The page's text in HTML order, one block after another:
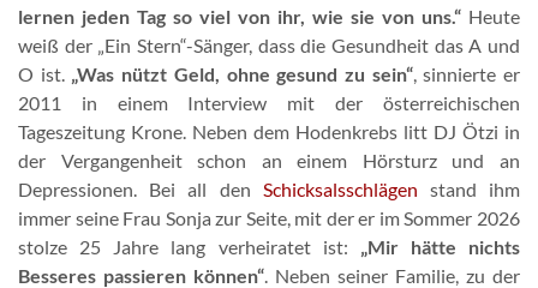
lernen jeden Tag so viel von ihr, wie sie von uns.“ Heute
weiß der „Ein Stern“-Sänger, dass die Gesundheit das A und
O ist.
„Was nützt Geld, ohne gesund zu sein“, sinnierte er
2011 in einem Interview mit der österreichischen
Tageszeitung Krone. Neben dem Hodenkrebs litt DJ Ötzi in
der Vergangenheit schon an einem Hörsturz und an
Depressionen. Bei all den Schicksalsschlägen stand ihm
immer seine Frau Sonja zur Seite, mit der er im Sommer 2026
stolze 25 Jahre lang verheiratet ist:
„Mir hätte nichts
Besseres passieren können“ . Neben seiner Familie, zu der